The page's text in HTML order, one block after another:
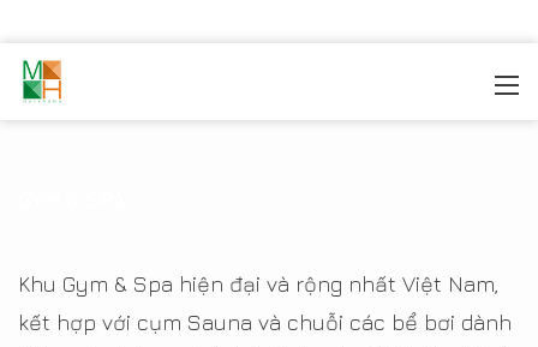
CHUNG CƯ
Khu Gym & Spa hiện đại và rộng nhất Việt Nam,
kết hợp với cụm Sauna và chuỗi các bể bơi dành